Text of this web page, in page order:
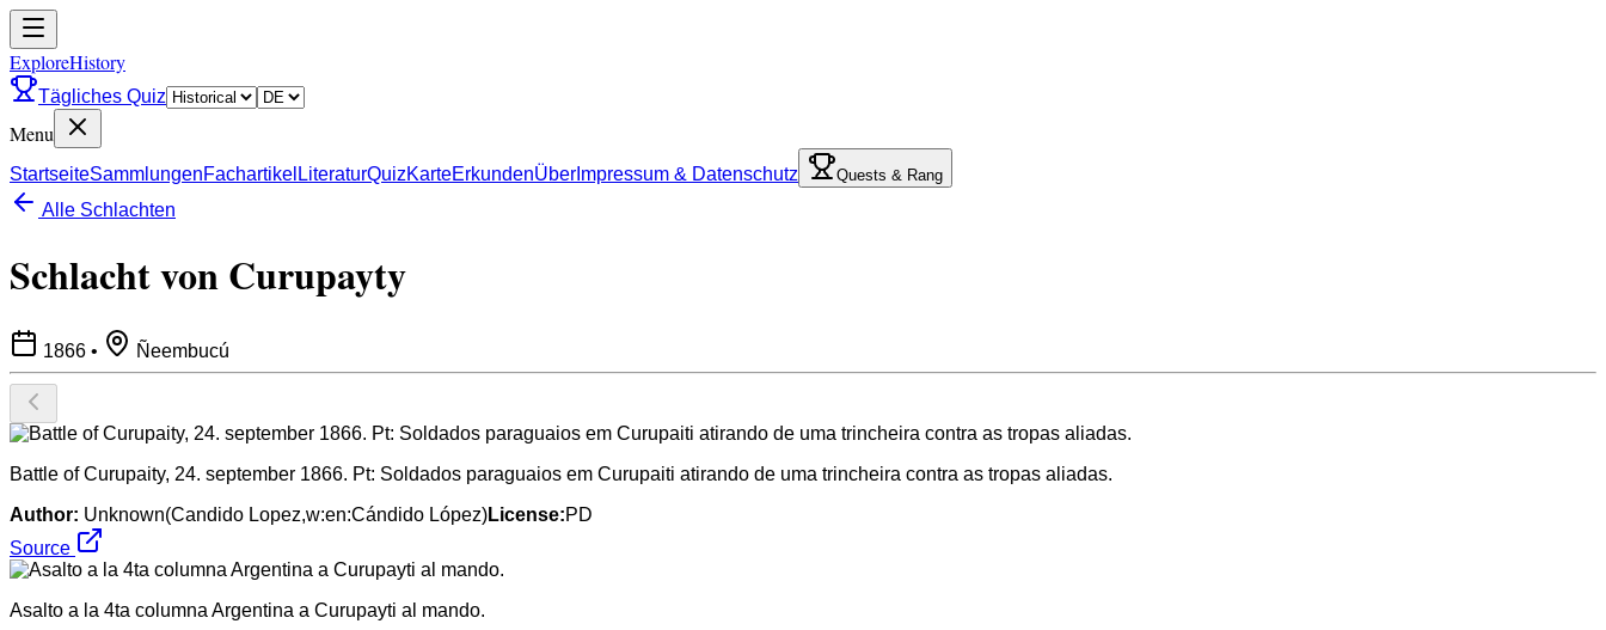
ExploreHistory
Tägliches Quiz
Menu
StartseiteSammlungenFachartikel LiteraturQuizKarteErkundenÜber Impressum & Datenschutz Quests & Rang
Alle Schlachten
Schlacht von Curupayty
1866 • Ñeembucú
Battle of Curupaity, 24. september 1866. Pt: Soldados paraguaios em Curupaiti atirando de uma trincheira contra as tropas aliadas.
Author: Unknown(Candido Lopez,w:en:Cándido López)License:PD
Source
Asalto a la 4ta columna Argentina a Curupayti al mando.